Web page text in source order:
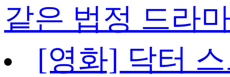
같은 법정 드라
[영화] 닥터